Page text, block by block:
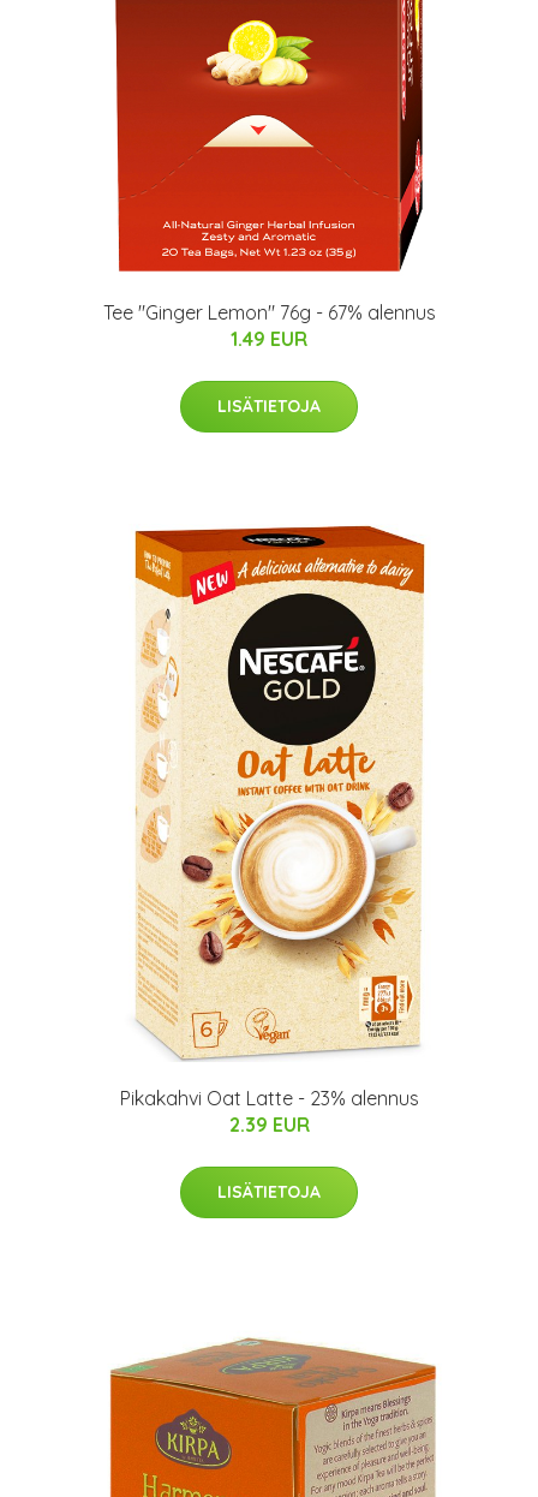
Tee "Ginger Lemon" 76g - 67% alennus
1.49 EUR
LISÄTIETOJA
Pikakahvi Oat Latte - 23% alennus
2.39 EUR
LISÄTIETOJA